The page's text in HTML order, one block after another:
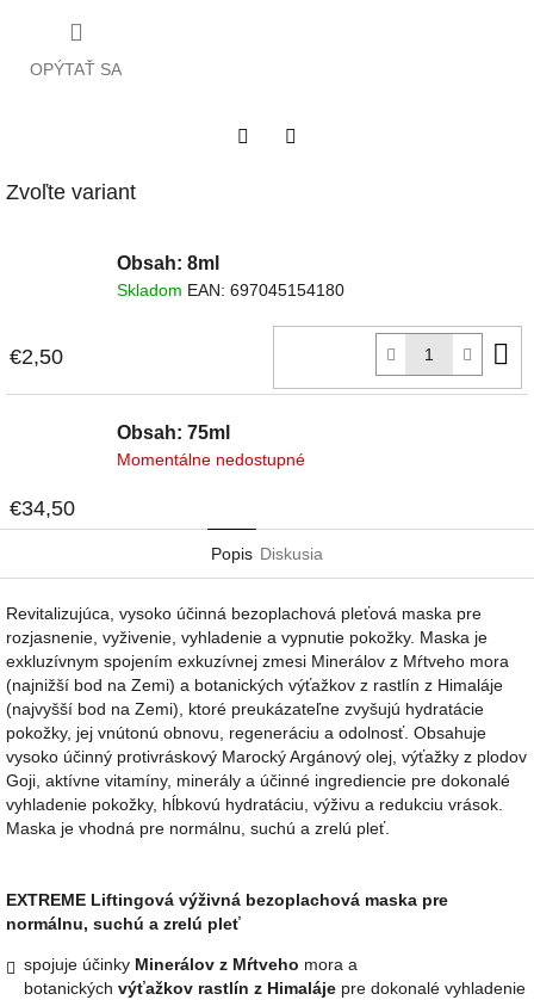
OPÝTAŤ SA
Zvoľte variant
Obsah: 8ml
Skladom EAN: 697045154180
€2,50
Obsah: 75ml
Momentálne nedostupné
€34,50
Popis Diskusia
Revitalizujúca, vysoko účinná bezoplachová pleťová maska pre
rozjasnenie, vyživenie, vyhladenie a vypnutie pokožky. Maska je
exkluzívnym spojením exkuzívnej zmesi Minerálov z Mŕtveho mora
(najnižší bod na Zemi) a botanických výťažkov z rastlín z Himaláje
(najvyšší bod na Zemi), ktoré preukázateľne zvyšujú hydratácie
pokožky, jej vnútonú obnovu, regeneráciu a odolnosť. Obsahuje
vysoko účinný protivráskový Marocký Argánový olej, výťažky z plodov
Goji, aktívne vitamíny, minerály a účinné ingrediencie pre dokonalé
vyhladenie pokožky, hĺbkovú hydratáciu, výživu a redukciu vrások.
Maska je vhodná pre normálnu, suchú a zrelú pleť.
EXTREME Liftingová výživná bezoplachová maska pre
normálnu, suchú a zrelú pleť
spojuje účinky Minerálov z Mŕtveho mora a
botanických výťažkov rastlín z Himaláje pre dokonalé vyhladenie